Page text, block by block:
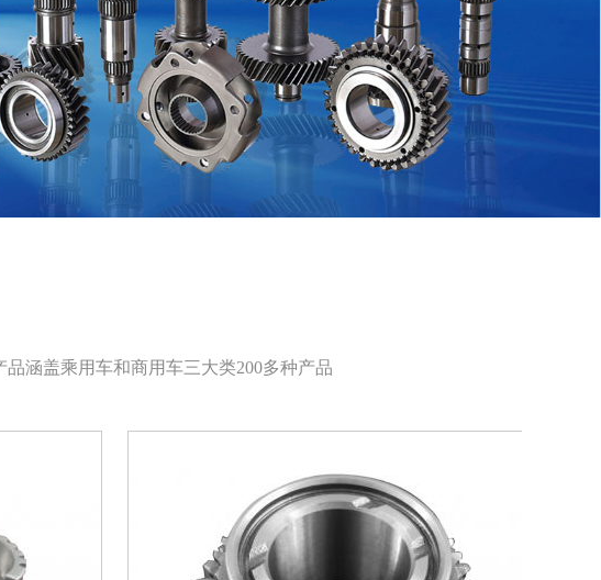
涵盖乘用车和商用车三大类200多种产品